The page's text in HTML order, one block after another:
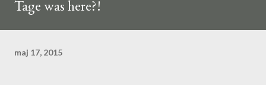
Tage was here?!
maj 17, 2015